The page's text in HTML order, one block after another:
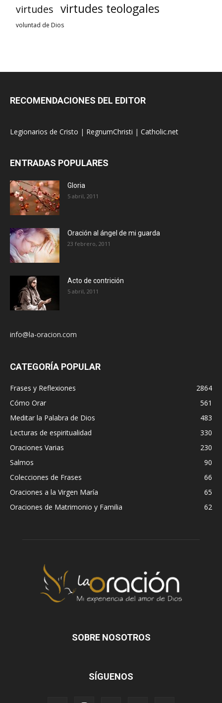
virtudes virtudes teologales
voluntad de Dios
RECOMENDACIONES DEL EDITOR
Legionarios de Cristo | RegnumChristi | Catholic.net
ENTRADAS POPULARES
Gloria
5 abril, 2011
Oración al ángel de mi guarda
23 febrero, 2011
Acto de contrición
5 abril, 2011
info@la-oracion.com
CATEGORÍA POPULAR
Frases y Reflexiones
2864
Cómo Orar
561
Meditar la Palabra de Dios
483
Lecturas de espiritualidad
330
Oraciones Varias
230
Salmos
90
Colecciones de Frases
66
Oraciones a la Virgen María
65
Oraciones de Matrimonio y Familia
62
SOBRE NOSOTROS
SÍGUENOS